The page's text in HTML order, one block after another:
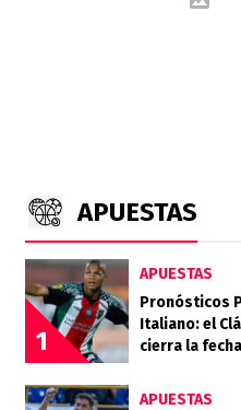
APUESTAS
1
APUESTAS
Pronósticos
Italiano: el
cierra la
APUESTAS